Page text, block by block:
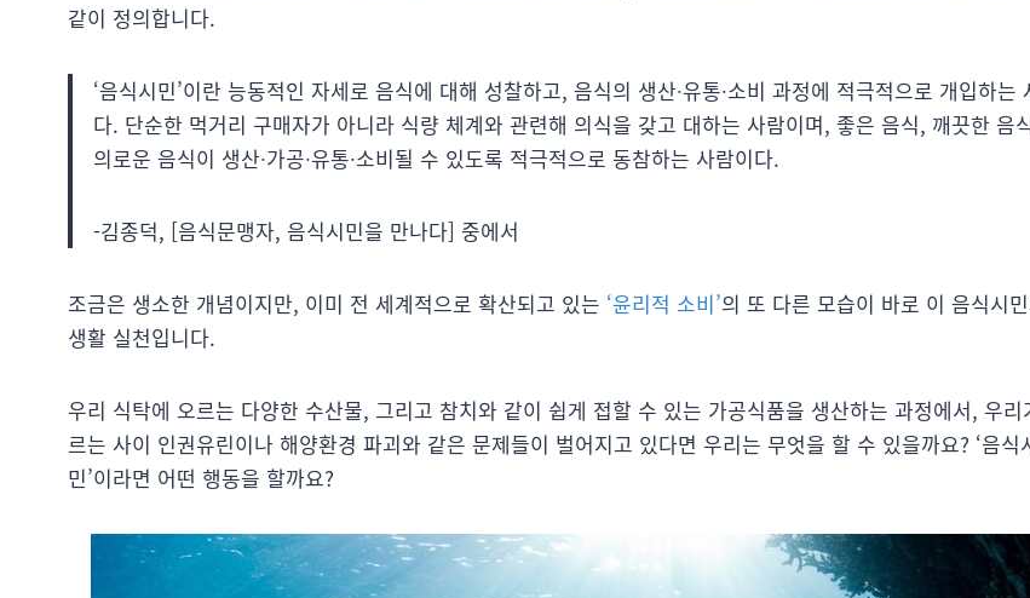
같이 정의합니다.
‘음식시민’이란 능동적인 자세로 음식에 대해 성찰하고, 음식의 생산∙유통∙소비 과정에 적극적으로 개입하는
다. 단순한 먹거리 구매자가 아니라 식량 체계와 관련해 의식을 갖고 대하는 사람이며, 좋은 음식, 깨끗한 음
의로운 음식이 생산∙가공∙유통∙소비될 수 있도록 적극적으로 동참하는 사람이다.
-김종덕, [음식문맹자, 음식시민을 만나다] 중에서
조금은 생소한 개념이지만, 이미 전 세계적으로 확산되고 있는 ‘윤리적 소비’의 또 다른 모습이 바로 이 음식시
생활 실천입니다.
우리 식탁에 오르는 다양한 수산물, 그리고 참치와 같이 쉽게 접할 수 있는 가공식품을 생산하는 과정에서, 우리
르는 사이 인권유린이나 해양환경 파괴와 같은 문제들이 벌어지고 있다면 우리는 무엇을 할 수 있을까요? ‘음식
민’이라면 어떤 행동을 할까요?